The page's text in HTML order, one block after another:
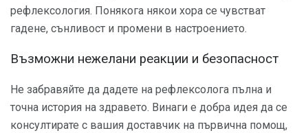
рефлексология. Понякога някои хора се чувстват
гадене, сънливост и промени в настроението.
Възможни нежелани реакции и безопасност
Не забравяйте да дадете на рефлексолога пълна и
точна история на здравето. Винаги е добра идея да се
консултирате с вашия доставчик на първична помощ,